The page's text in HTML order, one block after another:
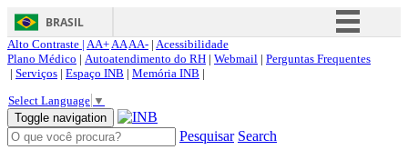
BRASIL
Simplifique!
Acesso à informação
Alto Contraste | AA+AAAA- | Acessibilidade
Plano Médico | Autoatendimento do RH | Webmail | Perguntas Frequentes
| Serviços | Espaço INB | Memória INB |
Select Language ▼
Toggle navigation
Pesquisar Search